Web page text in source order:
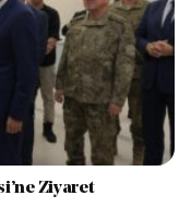
Ziyaret